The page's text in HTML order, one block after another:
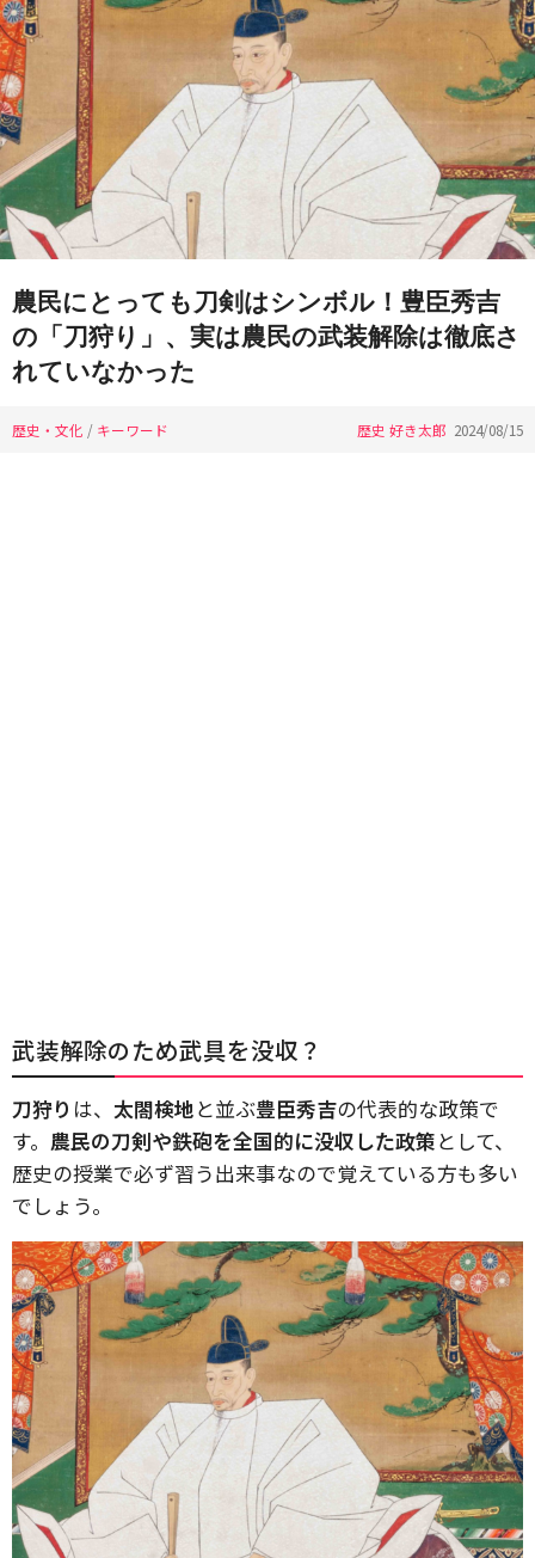
農民にとっても刀剣はシンボル！豊臣秀吉
の「刀狩り」、実は農民の武装解除は徹底さ
れていなかった
歴史・文化 / キーワード 歴史 好き太郎 2024/08/15
武装解除のため武具を没収？
刀狩り は、 太閤検地と並ぶ豊臣秀吉の代表的な政策で
す。 農民の刀剣や鉄砲を全国的に没収した政策として、
歴史の授業で必ず習う出来事なので覚えている方も多い
でしょう。